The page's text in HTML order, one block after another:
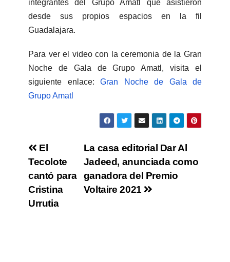
integrantes del Grupo Amatl que asistieron
desde sus propios espacios en la fil
Guadalajara.
Para ver el video con la ceremonia de la Gran
Noche de Gala de Grupo Amatl, visita el
siguiente enlace: Gran Noche de Gala de
Grupo Amatl
La casa editorial Dar Al
Jadeed, anunciada como
ganadora del Premio
Voltaire 2021
El
Tecolote
cantó para
Cristina
Urrutia